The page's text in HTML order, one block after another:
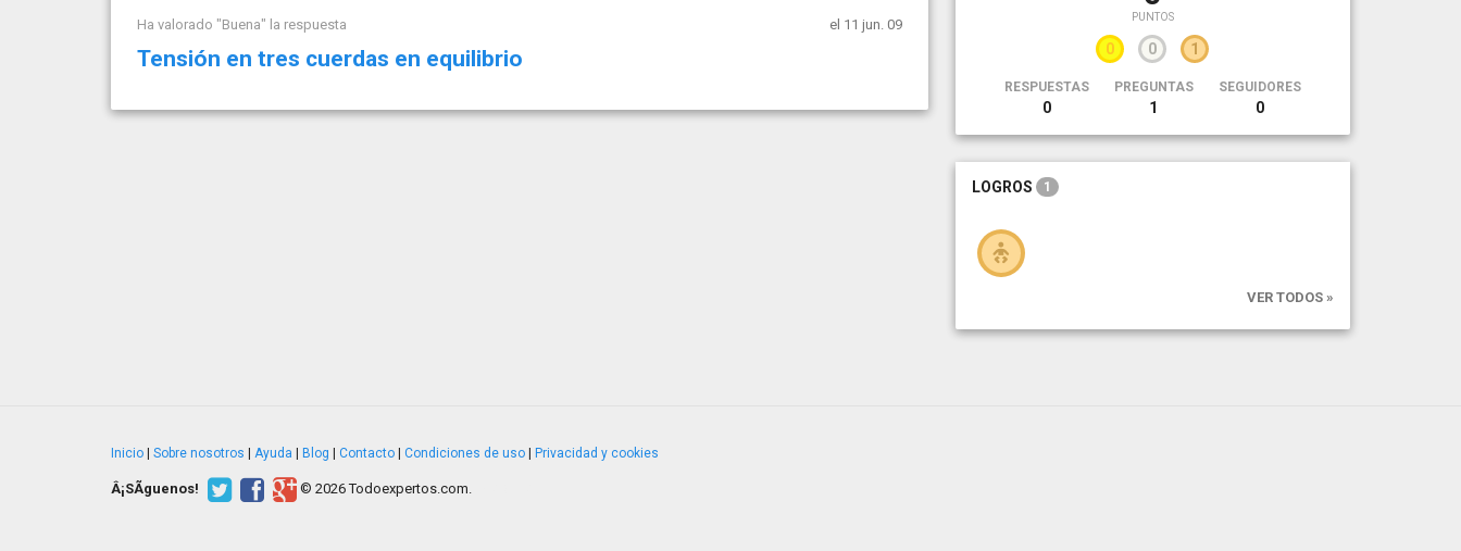
Ha valorado "Buena" la respuesta el 11 jun. 09
Tensión en tres cuerdas en equilibrio
PUNTOS
0 0 1
RESPUESTAS
0
PREGUNTAS
1
SEGUIDORES
0
LOGROS 1
VER TODOS »
Inicio Sobre nosotros Ayuda Blog Contacto Condiciones de uso Privacidad y cookies
Â¡SÃ­guenos! © 2026 Todoexpertos.com.